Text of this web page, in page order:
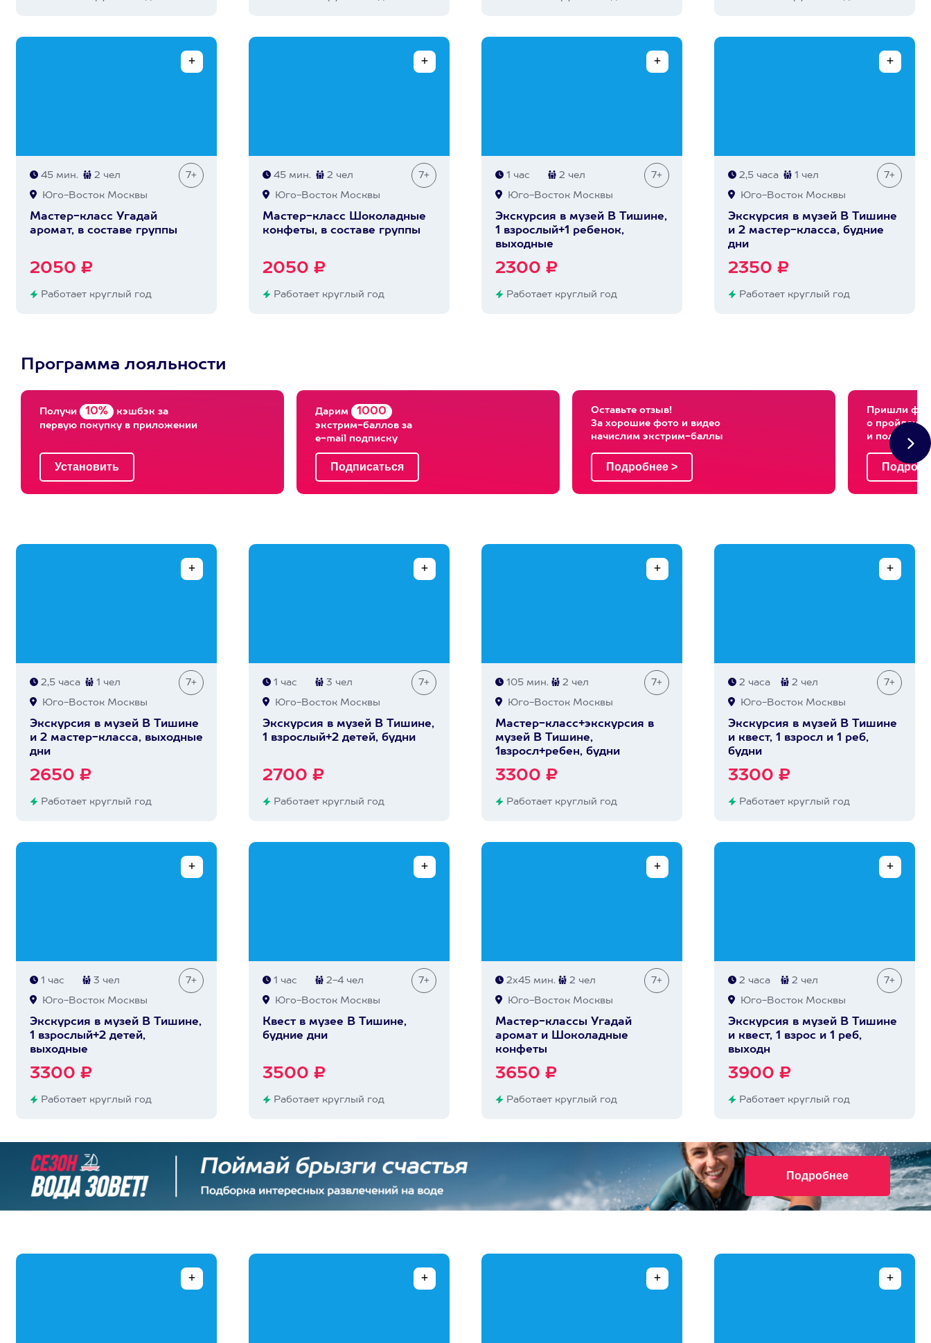
45 мин. 2 чел 7+
Юго-Восток Москвы
Мастер-класс Угадай
аромат, в составе группы
2050 ₽
Работает круглый год
45 мин. 2 чел 7+
Юго-Восток Москвы
Мастер-класс Шоколадные
конфеты, в составе группы
2050 ₽
Работает круглый год
1 час 2 чел 7+
Юго-Восток Москвы
Экскурсия в музей В Тишине,
1 взрослый+1 ребенок,
выходные
2300 ₽
Работает круглый год
2,5 часа 1 чел 7+
Юго-Восток Москвы
Экскурсия в музей В Тишине
и 2 мастер-класса, будние
дни
2350 ₽
Работает круглый год
Программа лояльности
Получи 10% кэшбэк за
первую покупку в приложении
Дарим 1000
экстрим-баллов за
e-mail подписку
Оставьте отзыв!
За хорошие фото и видео
начислим экстрим-баллы
Пришли
о
и получи
2,5 часа 1 чел 7+
Юго-Восток Москвы
Экскурсия в музей В Тишине
и 2 мастер-класса, выходные
дни
2650 ₽
Работает круглый год
1 час 3 чел 7+
Юго-Восток Москвы
Экскурсия в музей В Тишине,
1 взрослый+2 детей, будни
2700 ₽
Работает круглый год
105 мин. 2 чел 7+
Юго-Восток Москвы
Мастер-класс+экскурсия в
музей В Тишине,
1взросл+ребен, будни
3300 ₽
Работает круглый год
2 часа 2 чел 7+
Юго-Восток Москвы
Экскурсия в музей В Тишине
и квест, 1 взросл и 1 реб,
будни
3300 ₽
Работает круглый год
1 час 3 чел 7+
Юго-Восток Москвы
Экскурсия в музей В Тишине,
1 взрослый+2 детей,
выходные
3300 ₽
Работает круглый год
1 час 2-4 чел 7+
Юго-Восток Москвы
Квест в музее В Тишине,
будние дни
3500 ₽
Работает круглый год
2х45 мин. 2 чел 7+
Юго-Восток Москвы
Мастер-классы Угадай
аромат и Шоколадные
конфеты
3650 ₽
Работает круглый год
2 часа 2 чел 7+
Юго-Восток Москвы
Экскурсия в музей В Тишине
и квест, 1 взрос и 1 реб,
выходн
3900 ₽
Работает круглый год